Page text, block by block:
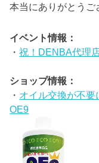
本当にありがとうご
イベント情報：
・祝！DENBA代理
ショップ情報：
・ オイル交換が不
OE9